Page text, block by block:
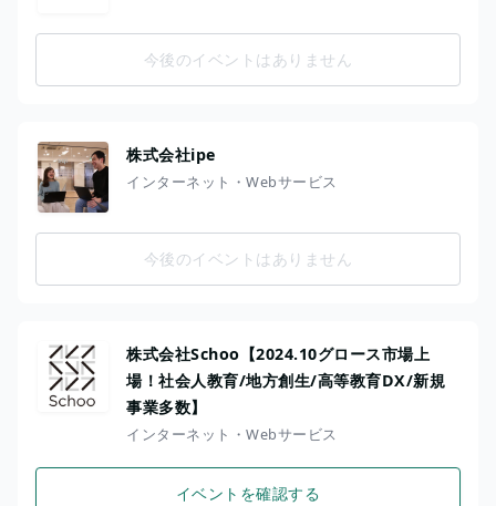
今後のイベントはありません
株式会社ipe
インターネット・Webサービス
今後のイベントはありません
株式会社Schoo【2024.10グロース市場上
場！社会人教育/地方創生/高等教育DX/新規
事業多数】
インターネット・Webサービス
イベントを確認する